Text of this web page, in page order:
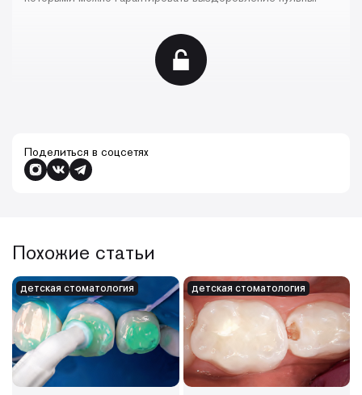
Поделиться в соцсетях
Похожие статьи
детская cтоматология детская cтоматология